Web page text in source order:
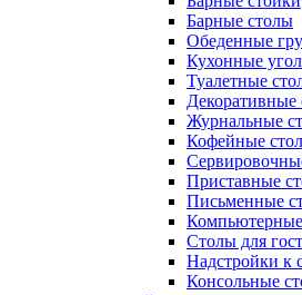
Барные столы
Обеденные
Кухонные
Туалетные
Декоративные
Журнальные
Кофейные
Приставные
Письменные
Столы для
Надстройки к
Консольные